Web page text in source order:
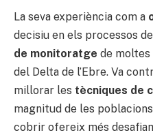
La seva experiència com a
decisiu en els processos
de monitoratge de
del Delta de l’Ebre. Va
millorar les tècniques de
magnitud de les
cobrir ofereix més